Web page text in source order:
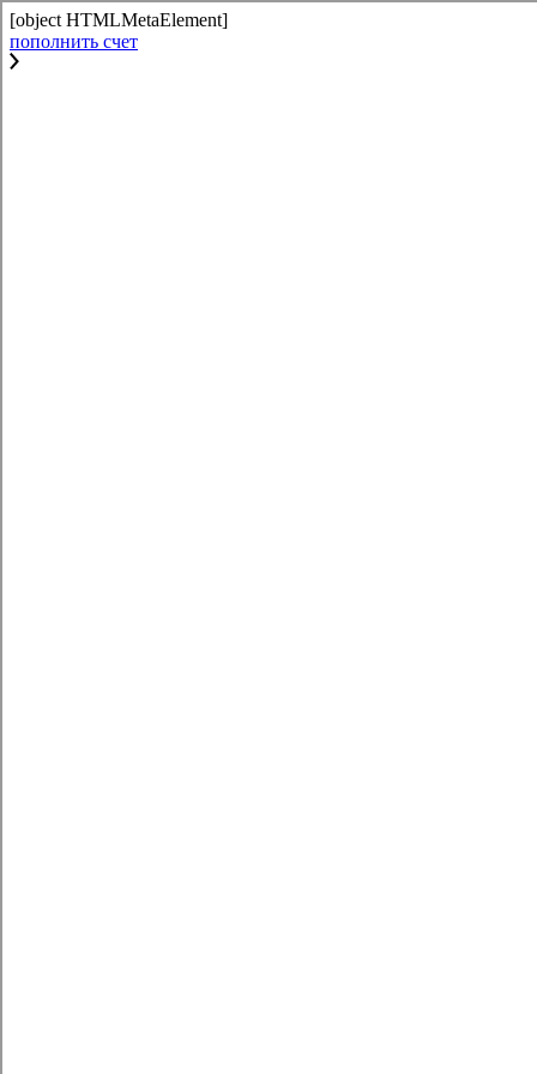
[object HTMLMetaElement]
пополнить счет